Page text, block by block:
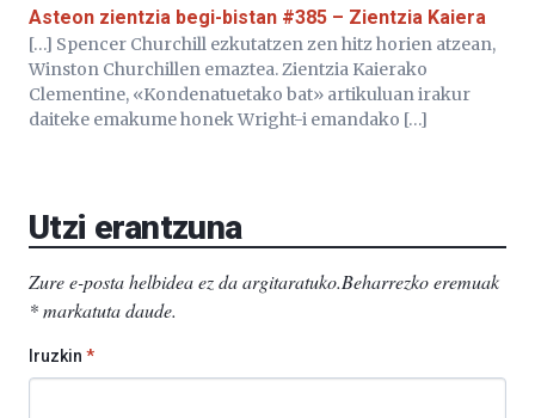
Asteon zientzia begi-bistan #385 – Zientzia Kaiera
[…] Spencer Churchill ezkutatzen zen hitz horien atzean,
Winston Churchillen emaztea. Zientzia Kaierako
Clementine, «Kondenatuetako bat» artikuluan irakur
daiteke emakume honek Wright-i emandako […]
Utzi erantzuna
Zure e-posta helbidea ez da argitaratuko.Beharrezko eremuak
*markatuta daude.
Iruzkin *